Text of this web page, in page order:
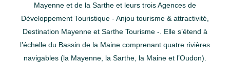
Mayenne et de la Sarthe et leurs trois Agences de
Développement Touristique - Anjou tourisme & attractivité,
Destination Mayenne et Sarthe Tourisme -. Elle s’étend à
l’échelle du Bassin de la Maine comprenant quatre rivières
navigables (la Mayenne, la Sarthe, la Maine et l’Oudon).